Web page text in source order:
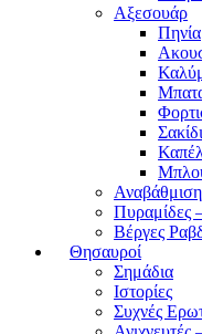
Αξεσουάρ
Πηνία
Πυραμίδες
Βέργες
Θησαυροί
Σημάδια
Ιστορίες
Συχνές